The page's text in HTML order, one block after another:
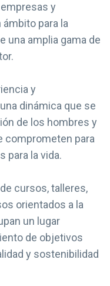
empresas y
para la
una amplia gama de
y
dinámica que se
de los hombres y
comprometen para
para la vida.
cursos, talleres,
orientados a la
un lugar
de objetivos
y sostenibilidad